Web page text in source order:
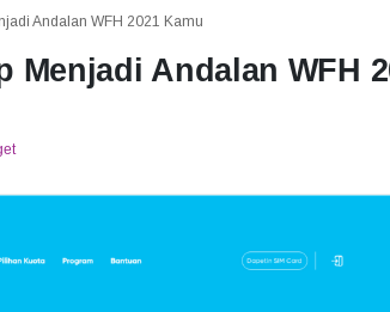
Andalan WFH 2021 Kamu
Menjadi Andalan WFH